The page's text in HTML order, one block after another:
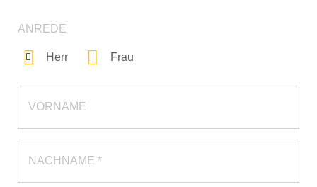
ANREDE
Herr Frau
VORNAME
NACHNAME *